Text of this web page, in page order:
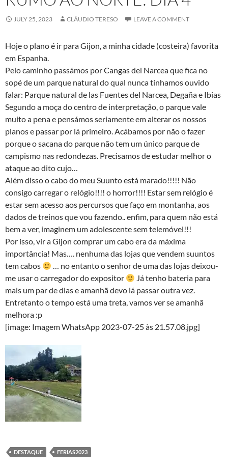
JULY 25, 2023 CLÁUDIO TERESO LEAVE A COMMENT
Hoje o plano é ir para Gijon, a minha cidade (costeira) favorita
em Espanha.
Pelo caminho passámos por Cangas del Narcea que fica no
sopé de um parque natural do qual nunca tínhamos ouvido
falar: Parque natural de las Fuentes del Narcea, Degaña e Ibias
Segundo a moça do centro de interpretação, o parque vale
muito a pena e pensámos seriamente em alterar os nossos
planos e passar por lá primeiro. Acábamos por não o fazer
porque o sacana do parque não tem um único parque de
campismo nas redondezas. Precisamos de estudar melhor o
ataque ao dito cujo…
Além disso o cabo do meu Suunto está marado!!!!! Não
consigo carregar o relógio!!!! o horror!!!! Estar sem relógio é
estar sem acesso aos percursos que faço em montanha, aos
dados de treinos que vou fazendo.. enfim, para quem não está
bem a ver, imaginem um adolescente sem telemóvel!!!
Por isso, vir a Gijon comprar um cabo era da máxima
importância! Mas…. nenhuma das lojas que vendem suuntos
tem cabos
… no entanto o senhor de uma das lojas deixou-
me usar o carregador do expositor
Já tenho bateria para
mais um par de dias e amanhã devo lá passar outra vez.
Entretanto o tempo está uma treta, vamos ver se amanhã
melhora :p
[image: Imagem WhatsApp 2023-07-25 às 21.57.08.jpg]
DESTAQUE FERIAS2023